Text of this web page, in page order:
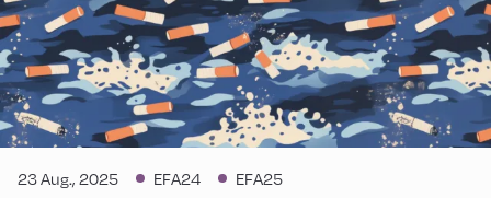
23 Aug., 2025 EFA24 EFA25